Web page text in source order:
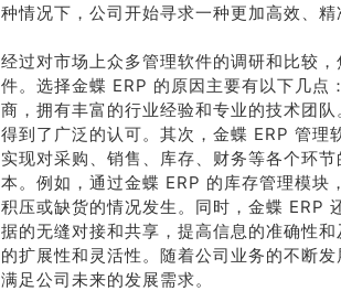
种情况下，公司开始寻求一种更加高效、精
经过对市场上众多管理软件的调研和比较
件。选择金蝶 ERP 的原因主要有以下几点
商，拥有丰富的行业经验和专业的技术团
得到了广泛的认可。其次，金蝶 ERP 管理
实现对采购、销售、库存、财务等各个环
本。例如，通过金蝶 ERP 的库存管理模块
积压或缺货的情况发生。同时，金蝶 ERP
据的无缝对接和共享，提高信息的准确性
的扩展性和灵活性。随着公司业务的不断
满足公司未来的发展需求。